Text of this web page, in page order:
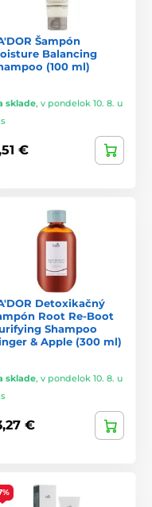
použitie.
typy vlasov a
modernej technológie
obchode
originálnych
riešenie pre každý typ
doma výsledky ako zo
Šampón
Balancing
(100 ml)
sklade, v pondelok 10. 8. u
€
Detoxikačný
Root Re-Boot
Shampoo
& Apple (300 ml)
sklade, v pondelok 10. 8. u
€